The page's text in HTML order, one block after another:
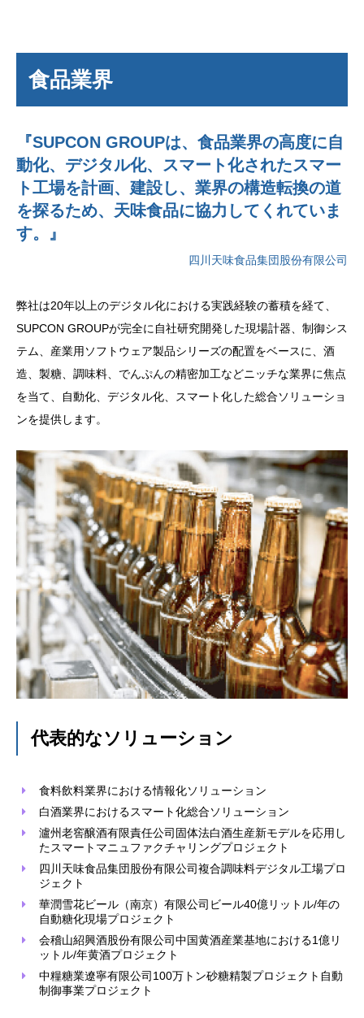
食品業界
『SUPCON GROUPは、食品業界の高度に自
動化、デジタル化、スマート化されたスマー
ト工場を計画、建設し、業界の構造転換の道
を探るため、天味食品に協力してくれていま
す。』
四川天味食品集団股份有限公司
弊社は20年以上のデジタル化における実践経験の蓄積を経て、
SUPCON GROUPが完全に自社研究開発した現場計器、制御シス
テム、産業用ソフトウェア製品シリーズの配置をベースに、酒
造、製糖、調味料、でんぷんの精密加工などニッチな業界に焦点
を当て、自動化、デジタル化、スマート化した総合ソリューショ
ンを提供します。
代表的なソリューション
食料飲料業界における情報化ソリューション
白酒業界におけるスマート化総合ソリューション
瀘州老窖醸酒有限責任公司固体法白酒生産新モデルを応用し
たスマートマニュファクチャリングプロジェクト
四川天味食品集団股份有限公司複合調味料デジタル工場プロ
ジェクト
華潤雪花ビール（南京）有限公司ビール40億リットル/年の
自動糖化現場プロジェクト
会稽山紹興酒股份有限公司中国黄酒産業基地における1億リ
ットル/年黄酒プロジェクト
中糧糖業遼寧有限公司100万トン砂糖精製プロジェクト自動
制御事業プロジェクト